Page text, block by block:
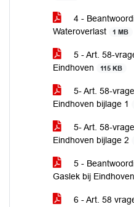
4 -
Wateroverlast
1 MB
5 - Art. 58-
Eindhoven
115 KB
5- Art. 58-
Eindhoven bijlage 1
5- Art. 58-
Eindhoven bijlage 2
5 -
Gaslek bij Eindhoven
6 - Art. 58